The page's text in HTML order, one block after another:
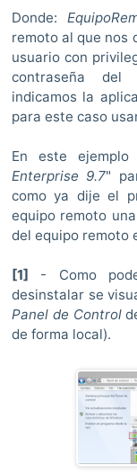
Donde:
remoto al que nos
usuario con
contraseña del
indicamos la
para este caso
En este
Enterprise 9.7"
como ya dije el
equipo remoto
del equipo remoto
[1]
- Como
desinstalar se
Panel de Control
de forma local).